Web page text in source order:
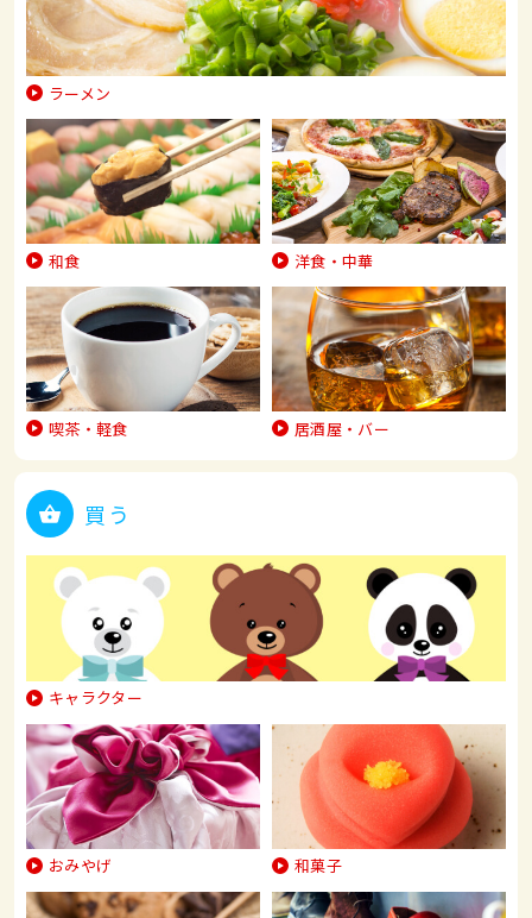
ラーメン
和食 洋食・中華
喫茶・軽食 居酒屋・バー
買う
キャラクター
おみやげ 和菓子